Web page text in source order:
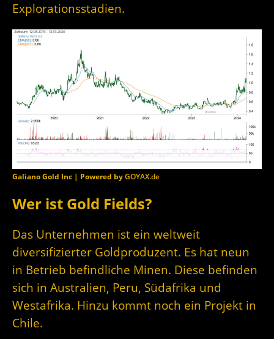
Explorationsstadien.
Galiano Gold Inc | Powered byGOYAX.de
Wer ist Gold Fields?
Das Unternehmen ist ein weltweit
diversifizierter Goldproduzent. Es hat neun
in Betrieb befindliche Minen. Diese befinden
sich in Australien, Peru, Südafrika und
Westafrika. Hinzu kommt noch ein Projekt in
Chile.